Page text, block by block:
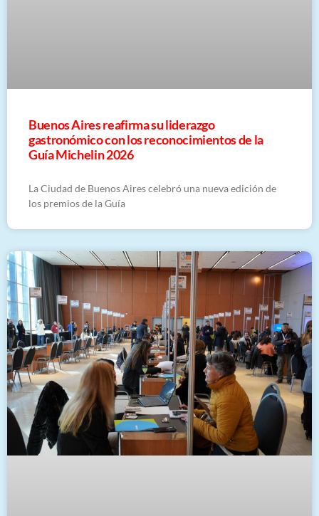
Buenos Aires reafirma su liderazgo
gastronómico con los reconocimientos de la
Guía Michelin 2026
La Ciudad de Buenos Aires celebró una nueva edición de
los premios de la Guía